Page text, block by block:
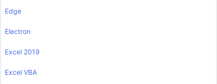
Edge
Electron
Excel 2019
Excel VBA